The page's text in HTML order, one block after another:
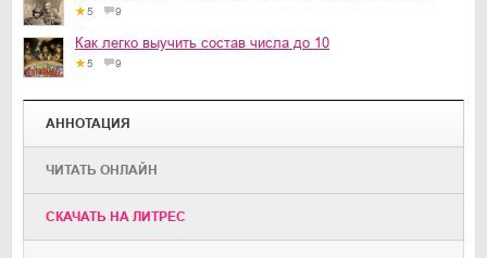
5 9
Как легко выучить состав числа до 10
5 9
АННОТАЦИЯ
ЧИТАТЬ ОНЛАЙН
CКАЧАТЬ НА ЛИТРЕС